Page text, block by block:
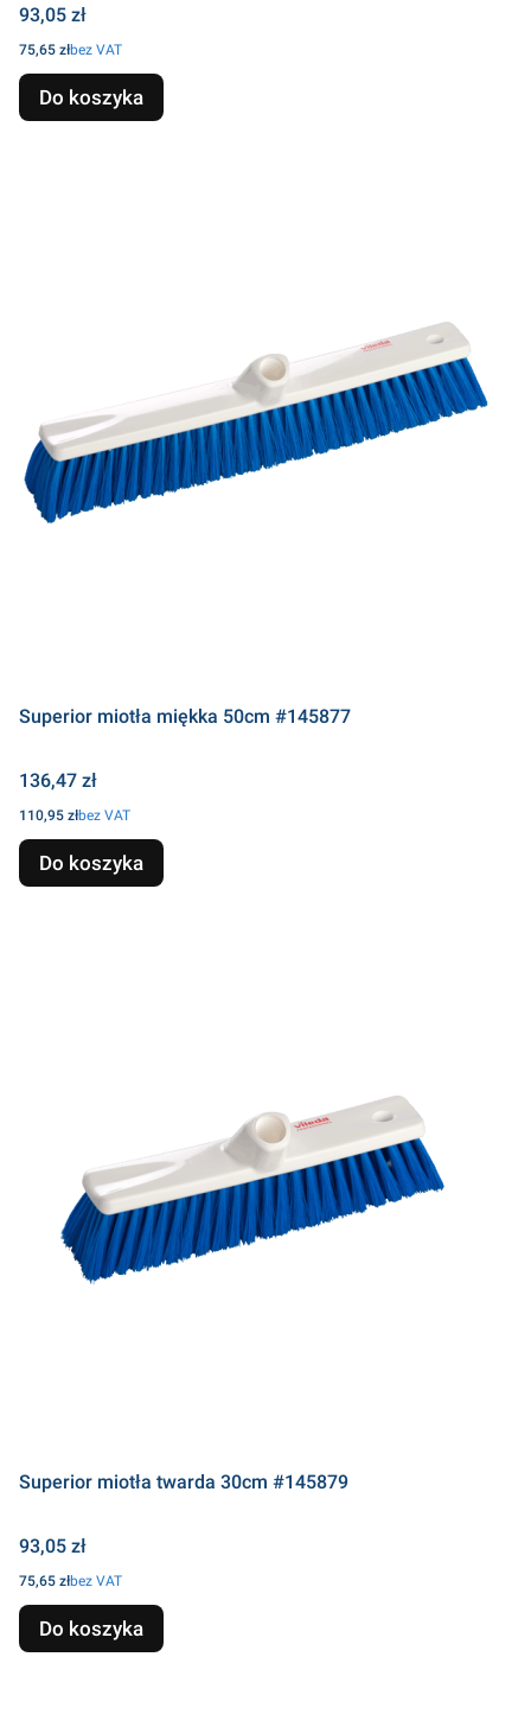
Cena
93,05 zł
Cena
75,65 złbez VAT
Do koszyka
Superior miotła miękka 50cm #145877
Cena
136,47 zł
Cena
110,95 złbez VAT
Do koszyka
Superior miotła twarda 30cm #145879
Cena
93,05 zł
Cena
75,65 złbez VAT
Do koszyka